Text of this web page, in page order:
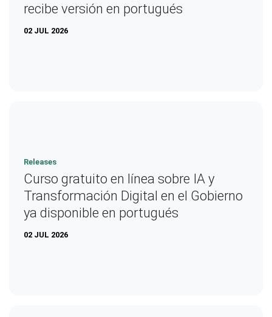
recibe versión en portugués
02 JUL 2026
Releases
Curso gratuito en línea sobre IA y
Transformación Digital en el Gobierno
ya disponible en portugués
02 JUL 2026